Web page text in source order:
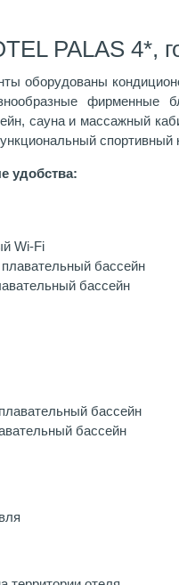
PALAS 4*,
оборудованы
сауна и массажный
спортивный
удобства:
Wi-Fi
бассейн
бассейн
бассейн
бассейн